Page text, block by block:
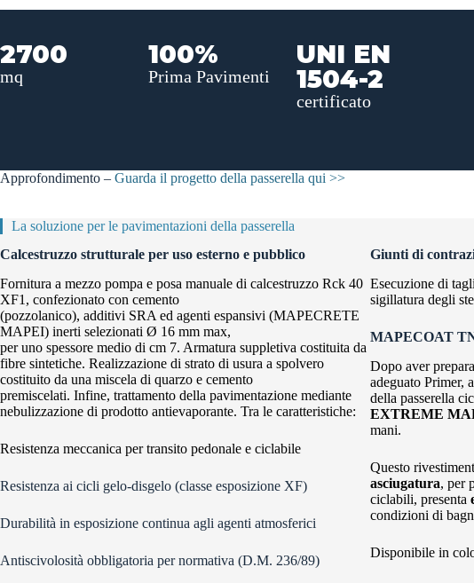
2700
mq
100%
Prima Pavimenti
UNI EN
1504-2
certificato
Approfondimento – Guarda il progetto della passerella qui >>
La soluzione per le pavimentazioni della passerella
Calcestruzzo strutturale per uso esterno e pubblico
Fornitura a mezzo pompa e posa manuale di calcestruzzo Rck 40
XF1, confezionato con cemento
(pozzolanico), additivi SRA ed agenti espansivi (MAPECRETE
MAPEI) inerti selezionati Ø 16 mm max,
per uno spessore medio di cm 7. Armatura suppletiva costituita da
fibre sintetiche. Realizzazione di strato di usura a spolvero
costituito da una miscela di quarzo e cemento
premiscelati. Infine, trattamento della pavimentazione mediante
nebulizzazione di prodotto antievaporante. Tra le caratteristiche:
Resistenza meccanica per transito pedonale e ciclabile
Resistenza ai cicli gelo-disgelo (classe esposizione XF)
Durabilità in esposizione continua agli agenti atmosferici
Antiscivolosità obbligatoria per normativa (D.M. 236/89)
Giunti di
Esecuzione di
sigillatura degli
MAPECOAT
Dopo aver
adeguato Primer,
della passerella
EXTREME
mani.
Questo
asciugatura, per
ciclabili, presenta
condizioni di
Disponibile in